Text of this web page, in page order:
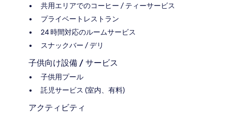
共用エリアでのコーヒー / ティーサービス
プライベートレストラン
24 時間対応のルームサービス
スナックバー / デリ
子供向け設備 / サービス
子供用プール
託児サービス (室内、有料)
アクティビティ